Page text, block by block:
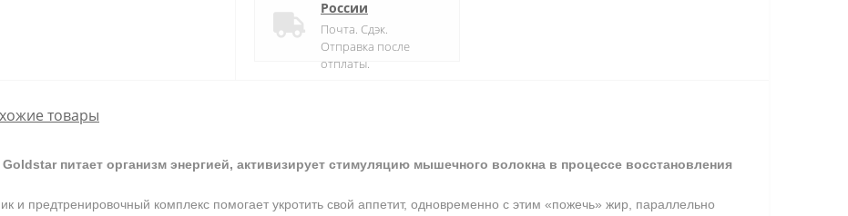
России
Почта. Сдэк.
Отправка после
отплаты.
товары
питает организм энергией, активизирует стимуляцию мышечного волокна в процессе восстановления
и предтренировочный комплекс помогает укротить свой аппетит, одновременно с этим «пожечь» жир, параллельно